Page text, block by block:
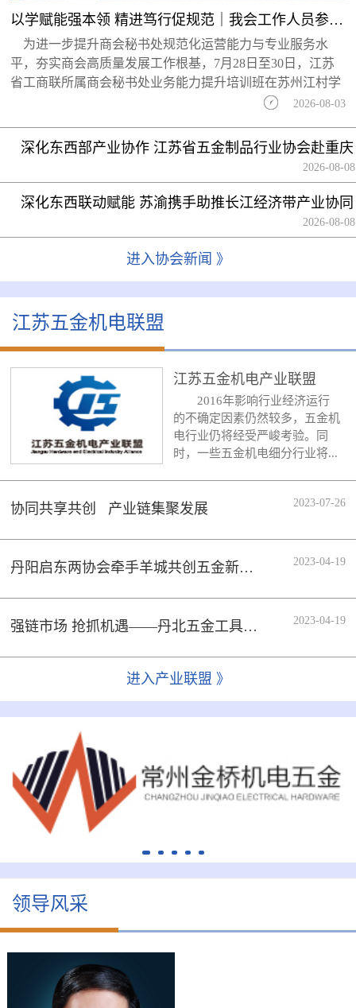
以学赋能强本领 精进笃行促规范｜我会工作人员参加省工商联商会业务能力提升培训...
为进一步提升商会秘书处规范化运营能力与专业服务水
平，夯实商会高质量发展工作根基，7月28日至30日，江苏
省工商联所属商会秘书处业务能力提升培训班在苏州江村学
2026-08-03
深化东西部产业协作 江苏省五金制品行业协会赴重庆
2026-08-08
深化东西联动赋能 苏渝携手助推长江经济带产业协同
2026-08-08
进入协会新闻 》
江苏五金机电联盟
江苏五金机电产业联盟
2016年影响行业经济运行
的不确定因素仍然较多，五金机
电行业仍将经受严峻考验。同
时，一些五金机电细分行业将...
协同共享共创 产业链集聚发展 2023-07-26
丹阳启东两协会牵手羊城共创五金新时代 2023-04-19
强链市场 抢抓机遇——丹北五金工具行业协会组织会员企业参加133届广交会 2023-04-19
进入产业联盟 》
领导风采